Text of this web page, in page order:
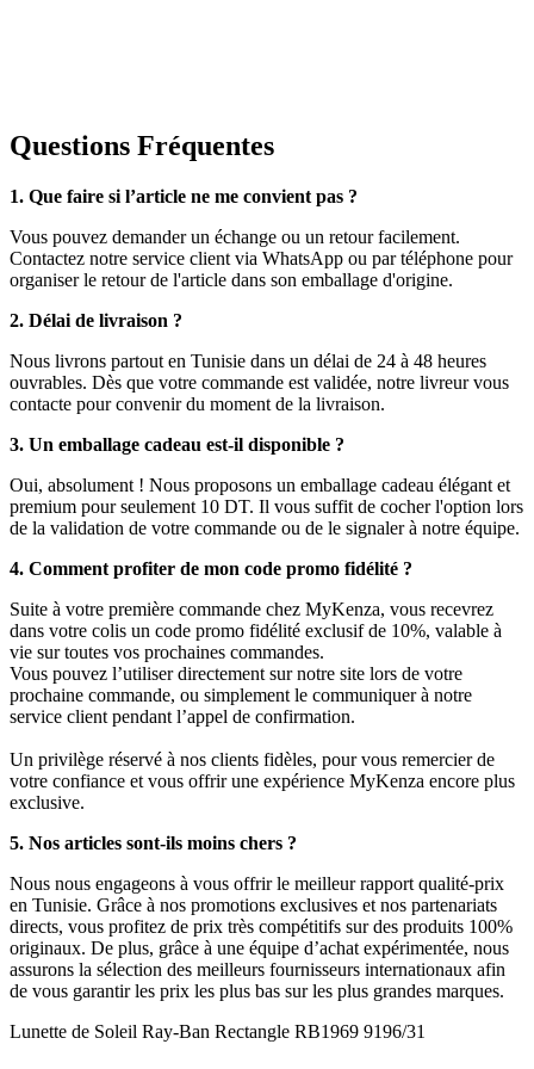
Questions Fréquentes
1. Que faire si l’article ne me convient pas ?
Vous pouvez demander un échange ou un retour facilement.
Contactez notre service client via WhatsApp ou par téléphone pour
organiser le retour de l'article dans son emballage d'origine.
2. Délai de livraison ?
Nous livrons partout en Tunisie dans un délai de 24 à 48 heures
ouvrables. Dès que votre commande est validée, notre livreur vous
contacte pour convenir du moment de la livraison.
3. Un emballage cadeau est-il disponible ?
Oui, absolument ! Nous proposons un emballage cadeau élégant et
premium pour seulement 10 DT. Il vous suffit de cocher l'option lors
de la validation de votre commande ou de le signaler à notre équipe.
4. Comment profiter de mon code promo fidélité ?
Suite à votre première commande chez MyKenza, vous recevrez
dans votre colis un code promo fidélité exclusif de 10%, valable à
vie sur toutes vos prochaines commandes.
Vous pouvez l’utiliser directement sur notre site lors de votre
prochaine commande, ou simplement le communiquer à notre
service client pendant l’appel de confirmation.
Un privilège réservé à nos clients fidèles, pour vous remercier de
votre confiance et vous offrir une expérience MyKenza encore plus
exclusive.
5. Nos articles sont-ils moins chers ?
Nous nous engageons à vous offrir le meilleur rapport qualité-prix
en Tunisie. Grâce à nos promotions exclusives et nos partenariats
directs, vous profitez de prix très compétitifs sur des produits 100%
originaux. De plus, grâce à une équipe d’achat expérimentée, nous
assurons la sélection des meilleurs fournisseurs internationaux afin
de vous garantir les prix les plus bas sur les plus grandes marques.
Lunette de Soleil Ray-Ban Rectangle RB1969 9196/31